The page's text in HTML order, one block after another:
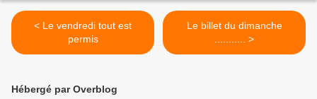
< Le vendredi tout est
permis
Le billet du dimanche
........... >
Hébergé par Overblog